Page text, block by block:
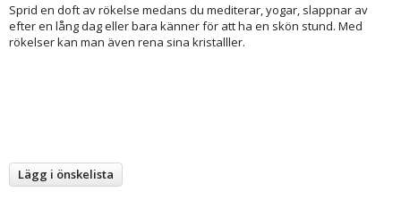
Sprid en doft av rökelse medans du mediterar, yogar, slappnar av
efter en lång dag eller bara känner för att ha en skön stund. Med
rökelser kan man även rena sina kristalller.
Lägg i önskelista